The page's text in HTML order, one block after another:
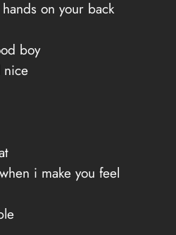
on your back
boy
nice
i make you feel